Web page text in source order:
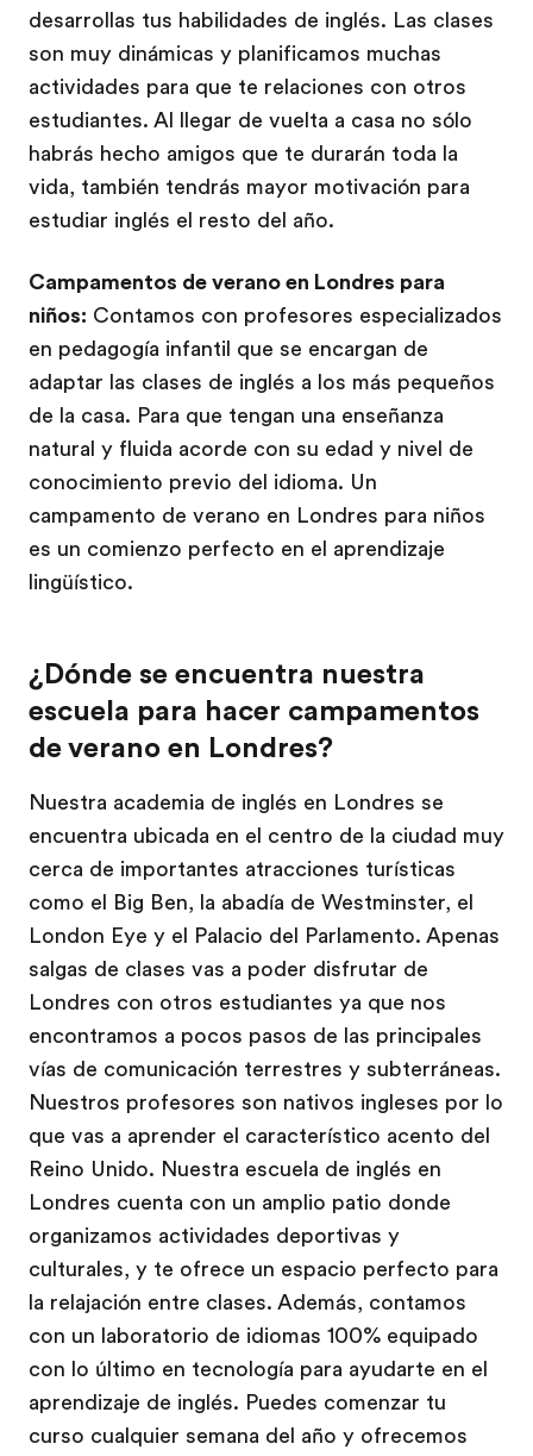
desarrollas tus habilidades de inglés. Las clases
son muy dinámicas y planificamos muchas
actividades para que te relaciones con otros
estudiantes. Al llegar de vuelta a casa no sólo
habrás hecho amigos que te durarán toda la
vida, también tendrás mayor motivación para
estudiar inglés el resto del año.
Campamentos de verano en Londres para
niños: Contamos con profesores especializados
en pedagogía infantil que se encargan de
adaptar las clases de inglés a los más pequeños
de la casa. Para que tengan una enseñanza
natural y fluida acorde con su edad y nivel de
conocimiento previo del idioma. Un
campamento de verano en Londres para niños
es un comienzo perfecto en el aprendizaje
lingüístico.
¿Dónde se encuentra nuestra
escuela para hacer campamentos
de verano en Londres?
Nuestra academia de inglés en Londres se
encuentra ubicada en el centro de la ciudad muy
cerca de importantes atracciones turísticas
como el Big Ben, la abadía de Westminster, el
London Eye y el Palacio del Parlamento. Apenas
salgas de clases vas a poder disfrutar de
Londres con otros estudiantes ya que nos
encontramos a pocos pasos de las principales
vías de comunicación terrestres y subterráneas.
Nuestros profesores son nativos ingleses por lo
que vas a aprender el característico acento del
Reino Unido. Nuestra escuela de inglés en
Londres cuenta con un amplio patio donde
organizamos actividades deportivas y
culturales, y te ofrece un espacio perfecto para
la relajación entre clases. Además, contamos
con un laboratorio de idiomas 100% equipado
con lo último en tecnología para ayudarte en el
aprendizaje de inglés. Puedes comenzar tu
curso cualquier semana del año y ofrecemos